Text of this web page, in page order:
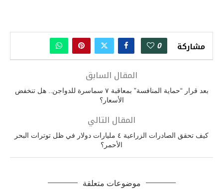
مشاركة 0
المقال السابق
بعد قرار “حماية المنافسة” بمعاقبة ٧ سماسرة للدواجن.. هل تنخفض
الأسعار؟
المقال التالي
كيف تحقق الصادرات الزراعية ٤ مليارات دولار في ظل توترات البحر
الأحمر؟
موضوعات متعلقة